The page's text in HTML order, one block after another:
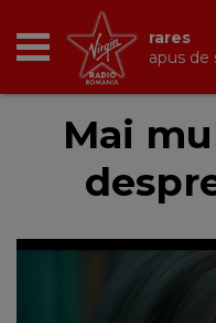
RADIO
BREAKFAST
TIC TALK
rares
apus de
Mai